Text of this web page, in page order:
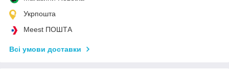
Укрпошта
Meest ПОШТА
Всі умови доставки